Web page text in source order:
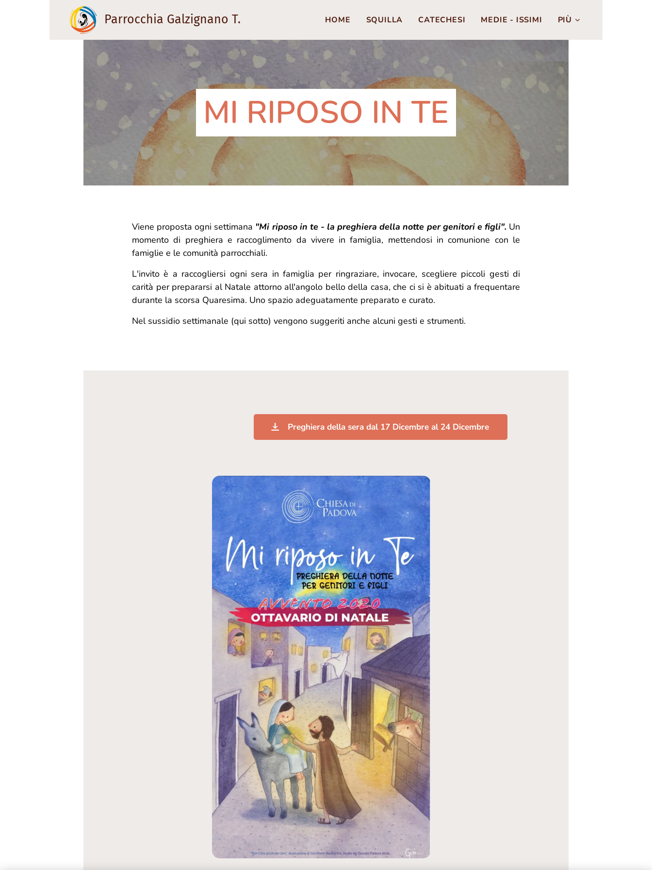
Parrocchia Galzignano T. HOME SQUILLA CATECHESI MEDIE - ISSIMI PIÙ
MI RIPOSO IN TE
Viene proposta ogni settimana "Mi riposo in te - la preghiera della notte per genitori e figli". Un
momento di preghiera e raccoglimento da vivere in famiglia, mettendosi in comunione con le
famiglie e le comunità parrocchiali.
L'invito è a raccogliersi ogni sera in famiglia per ringraziare, invocare, scegliere piccoli gesti di
carità per prepararsi al Natale attorno all'angolo bello della casa, che ci si è abituati a frequentare
durante la scorsa Quaresima. Uno spazio adeguatamente preparato e curato.
Nel sussidio settimanale (qui sotto) vengono suggeriti anche alcuni gesti e strumenti.
Preghiera della sera dal 17 Dicembre al 24 Dicembre